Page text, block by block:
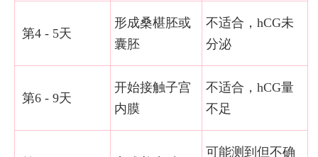
第4 - 5天
形成桑椹胚或
囊胚
不适合，hCG未
分泌
第6 - 9天
开始接触子宫
内膜
不适合，hCG量
不足
可能测到但不确